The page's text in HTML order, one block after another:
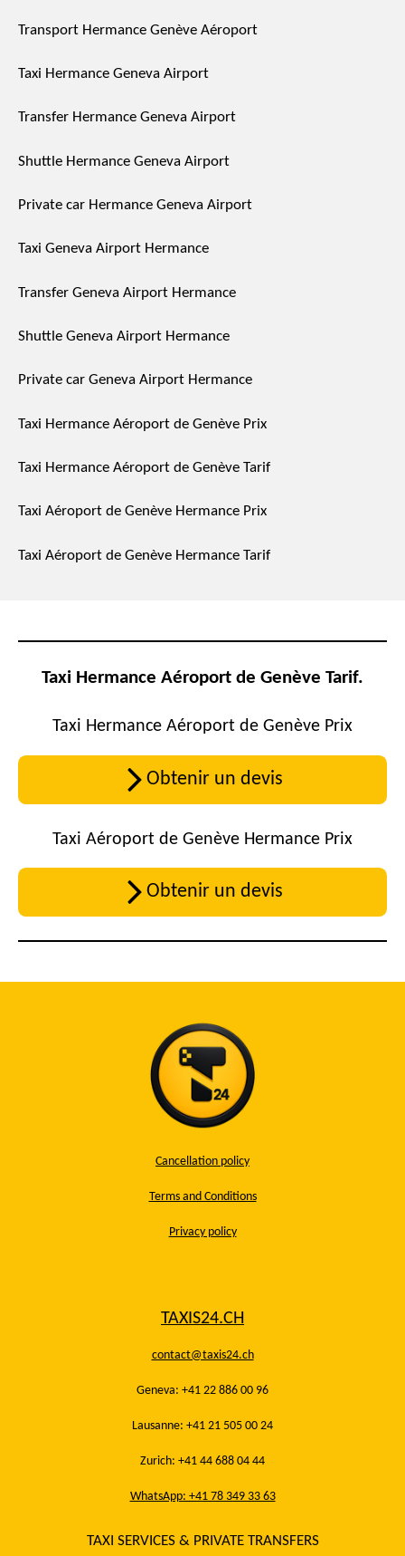
Transport Hermance Genève Aéroport
Taxi Hermance Geneva Airport
Transfer Hermance Geneva Airport
Shuttle Hermance Geneva Airport
Private car Hermance Geneva Airport
Taxi Geneva Airport Hermance
Transfer Geneva Airport Hermance
Shuttle Geneva Airport Hermance
Private car Geneva Airport Hermance
Taxi Hermance Aéroport de Genève Prix
Taxi Hermance Aéroport de Genève Tarif
Taxi Aéroport de Genève Hermance Prix
Taxi Aéroport de Genève Hermance Tarif
Taxi Hermance Aéroport de Genève Tarif.
Taxi Hermance Aéroport de Genève Prix
Obtenir un devis
Taxi Aéroport de Genève Hermance Prix
Obtenir un devis
Cancellation policy
Terms and Conditions
Privacy policy
TAXIS24.CH
contact@taxis24.ch
Geneva: +41 22 886 00 96
Lausanne: +41 21 505 00 24
Zurich: +41 44 688 04 44
WhatsApp: +41 78 349 33 63
TAXI SERVICES & PRIVATE TRANSFERS